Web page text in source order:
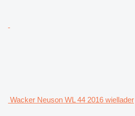
Wacker Neuson WL 44 2016 wiellader